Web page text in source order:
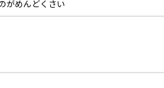
がめんどくさい